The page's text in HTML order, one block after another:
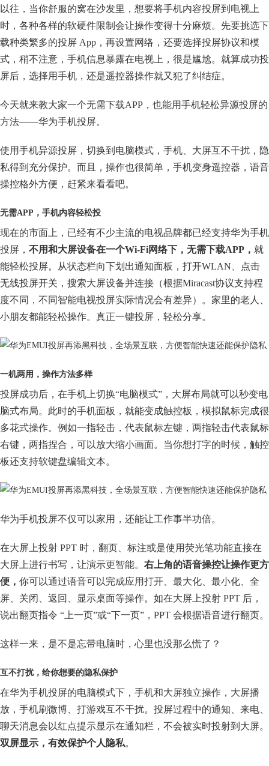
以往，当你舒服的窝在沙发里，想要将手机内容投屏到电视上
时，各种各样的软硬件限制会让操作变得十分麻烦。先要挑选下
载种类繁多的投屏 App，再设置网络，还要选择投屏协议和模
式，稍不注意，手机信息暴露在电视上，很是尴尬。就算成功投
屏后，选择用手机，还是遥控器操作就又犯了纠结症。
今天就来教大家一个无需下载APP，也能用手机轻松异源投屏的
方法——华为手机投屏。
使用手机异源投屏，切换到电脑模式，手机、大屏互不干扰，隐
私得到充分保护。而且，操作也很简单，手机变身遥控器，语音
操控格外方便，赶紧来看看吧。
无需APP，手机内容轻松投
现在的市面上，已经有不少主流的电视品牌都已经支持华为手机
投屏， 不用和大屏设备在一个Wi-Fi网络下，无需下载APP， 就
能轻松投屏。从状态栏向下划出通知面板，打开WLAN、点击
无线投屏开关，搜索大屏设备并连接（根据Miracast协议支持程
度不同，不同智能电视投屏实际情况会有差异）。家里的老人、
小朋友都能轻松操作。真正一键投屏，轻松分享。
一机两用，操作方法多样
投屏成功后，在手机上切换“电脑模式”，大屏布局就可以秒变电
脑式布局。此时的手机面板，就能变成触控板，模拟鼠标完成很
多花式操作。例如一指轻击，代表鼠标左键，两指轻击代表鼠标
右键，两指捏合，可以放大缩小画面。当你想打字的时候，触控
板还支持软键盘编辑文本。
华为手机投屏不仅可以家用，还能让工作事半功倍。
在大屏上投射 PPT 时，翻页、标注或是使用荧光笔功能直接在
大屏上进行书写，让演示更智能。 右上角的语音操控让操作更方
便， 你可以通过语音可以完成应用打开、最大化、最小化、全
屏、关闭、返回、显示桌面等操作。如在大屏上投射 PPT 后，
说出翻页指令 “上一页”或“下一页”，PPT 会根据语音进行翻页。
这样一来，是不是忘带电脑时，心里也没那么慌了？
互不打扰，给你想要的隐私保护
在华为手机投屏的电脑模式下，手机和大屏独立操作，大屏播
放，手机刷微博、打游戏互不干扰。投屏过程中的通知、来电、
聊天消息会以红点提示显示在通知栏，不会被实时投射到大屏。
双屏显示，有效保护个人隐私。